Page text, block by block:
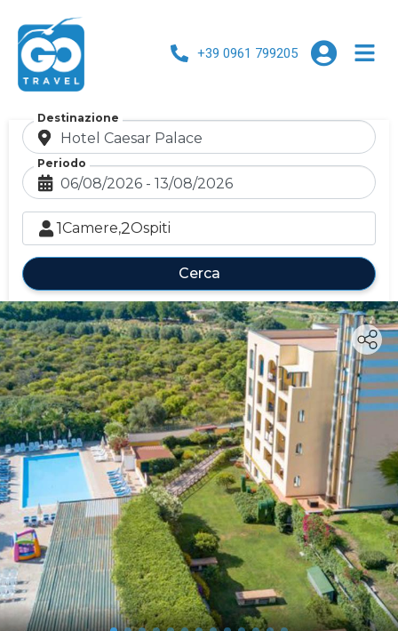
+39 0961 799205
Destinazione
Periodo
1Camere,2Ospiti
Cerca